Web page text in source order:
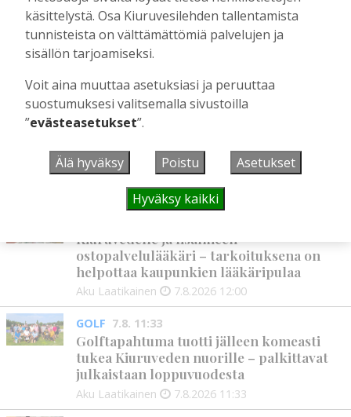
Tilaajille
Aku Laatikainen 5.8.2026 09:00
UUSIMMAT
MIELIPIDE 7.8. 12:26
Terveisiä eduskuntaan
Vilho Ruotsalainen 7.8.2026
Kiuruvedelle ja Iisalmeen
ostopalvelulääkäri – tarkoituksena on
helpottaa kaupunkien lääkäripulaa
Aku Laatikainen 7.8.2026 12:00
GOLF 7.8. 11:33
Golftapahtuma tuotti jälleen komeasti
tukea Kiuruveden nuorille – palkittavat
julkaistaan loppuvuodesta
Aku Laatikainen 7.8.2026 11:33
käsittelystä. Osa Kiuruvesilehden tallentamista
tunnisteista on välttämättömiä palvelujen ja
sisällön tarjoamiseksi.
Voit aina muuttaa asetuksiasi ja peruuttaa
suostumuksesi valitsemalla sivustoilla
”evästeasetukset”.
Älä hyväksy Poistu Asetukset
Hyväksy kaikki